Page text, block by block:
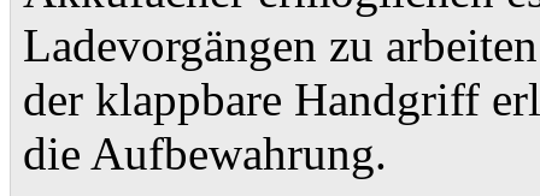
Ladevorgängen zu
der klappbare Handgriff
die Aufbewahrung.